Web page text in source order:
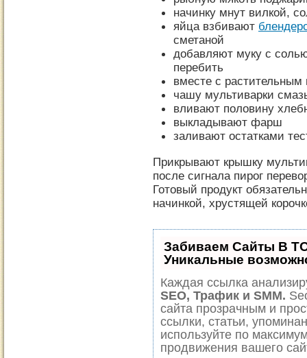
начинку мнут вилкой,
яйца взбивают
сметаной
добавляют муку с
перебить
вместе с
чашу мультиварки
вливают половину
выкладывают фарш
заливают остатками
Прикрывают крышку
после сигнала пирог
Готовый продукт
начинкой, хрустящей
Забиваем Сайты В
Уникальные
Каждая ссылка
SEO, Трафик и SMM.
сайта прозрачным и
ссылки, статьи,
используйте по
продвижения вашего